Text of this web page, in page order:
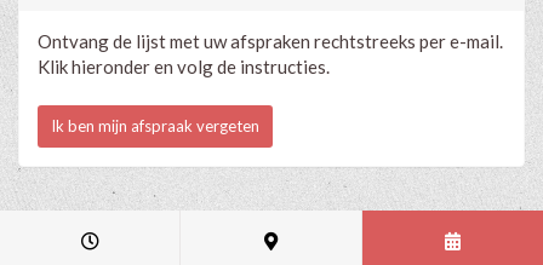
Ontvang de lijst met uw afspraken rechtstreeks per e-mail.
Klik hieronder en volg de instructies.
Ik ben mijn afspraak vergeten
2015 - 2026 -
lees de privacyverklaring van deze praktijk